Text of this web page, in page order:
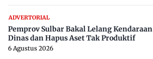
ADVERTORIAL
Pemprov Sulbar Bakal Lelang Kendaraan
Dinas dan Hapus Aset Tak Produktif
6 Agustus 2026